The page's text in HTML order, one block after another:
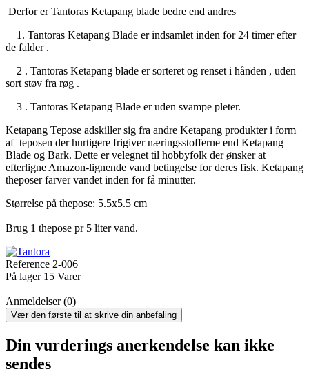
Derfor er Tantoras Ketapang blade bedre end andres
1. Tantoras Ketapang Blade er indsamlet inden for 24 timer efter
de falder .
2 . Tantoras Ketapang blade er sorteret og renset i hånden , uden
sort støv fra røg .
3 . Tantoras Ketapang Blade er uden svampe pleter.
Ketapang Tepose adskiller sig fra andre Ketapang produkter i form
af teposen der hurtigere frigiver næringsstofferne end Ketapang
Blade og Bark. Dette er velegnet til hobbyfolk der ønsker at
efterligne Amazon-lignende vand betingelse for deres fisk. Ketapang
theposer farver vandet inden for få minutter.
Størrelse på thepose: 5.5x5.5 cm
Brug 1 thepose pr 5 liter vand.
Reference 2-006
På lager 15 Varer
Anmeldelser (0)
Vær den første til at skrive din anbefaling
Din vurderings anerkendelse kan ikke
sendes